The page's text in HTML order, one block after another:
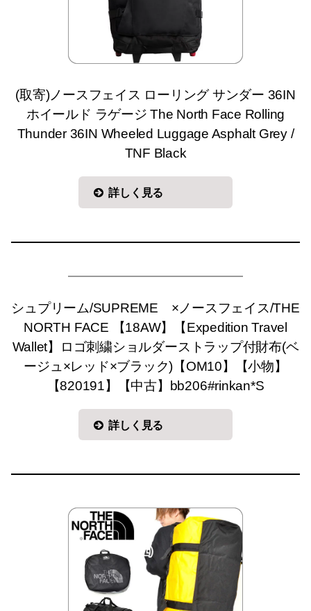
(取寄)ノースフェイス ローリング サンダー 36IN
ホイールド ラゲージ The North Face Rolling
Thunder 36IN Wheeled Luggage Asphalt Grey /
TNF Black
詳しく見る
シュプリーム/SUPREME ×ノースフェイス/THE
NORTH FACE 【18AW】【Expedition Travel
Wallet】ロゴ刺繍ショルダーストラップ付財布(ベ
ージュ×レッド×ブラック)【OM10】【小物】
【820191】【中古】bb206#rinkan*S
詳しく見る